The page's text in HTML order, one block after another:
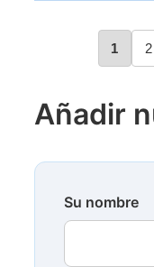
Paginación
Página
1 2
Añadir
Su nombre